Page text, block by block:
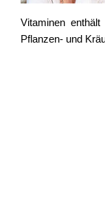
Vitaminen
Pflanzen- und